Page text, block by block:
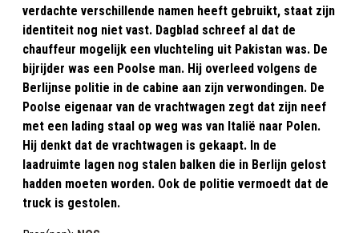
verdachte verschillende namen heeft gebruikt, staat zijn
identiteit nog niet vast. Dagblad schreef al dat de
chauffeur mogelijk een vluchteling uit Pakistan was. De
bijrijder was een Poolse man. Hij overleed volgens de
Berlijnse politie in de cabine aan zijn verwondingen. De
Poolse eigenaar van de vrachtwagen zegt dat zijn neef
met een lading staal op weg was van Italië naar Polen.
Hij denkt dat de vrachtwagen is gekaapt. In de
laadruimte lagen nog stalen balken die in Berlijn gelost
hadden moeten worden. Ook de politie vermoedt dat de
truck is gestolen.